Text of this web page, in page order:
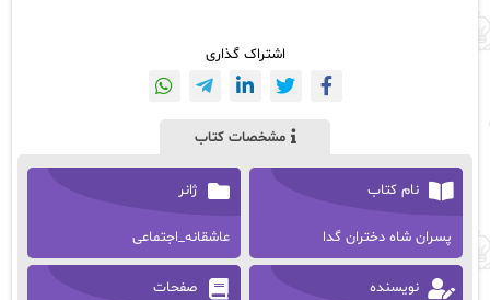
اشتراک گذاری
مشخصات کتاب
نام کتاب
پسران شاه دختران گدا
ژانر
عاشقانه_اجتماعی
نویسنده صفحات